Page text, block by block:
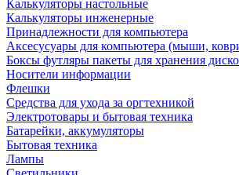
Калькуляторы настольные
Калькуляторы инженерные
Принадлежности для компьютера
Аксесусуары для компьютера (мыши,
Боксы футляры пакеты для хранения
Носители информации
Флешки
Средства для ухода за оргтехникой
Электротовары и бытовая техника
Батарейки, аккумуляторы
Бытовая техника
Лампы